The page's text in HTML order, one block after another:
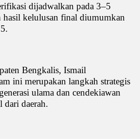
dijadwalkan pada 3–5
hasil kelulusan final diumumkan
Bengkalis, Ismail
ini merupakan langkah strategis
ulama dan cendekiawan
dari daerah.